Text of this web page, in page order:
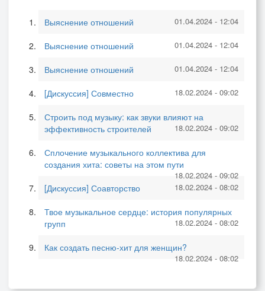
Выяснение отношений 01.04.2024 - 12:04
Выяснение отношений 01.04.2024 - 12:04
Выяснение отношений 01.04.2024 - 12:04
[Дискуссия] Совместно 18.02.2024 - 09:02
Строить под музыку: как звуки влияют на
эффективность строителей
18.02.2024 - 09:02
Сплочение музыкального коллектива для
создания хита: советы на этом пути
18.02.2024 - 09:02
[Дискуссия] Соавторство 18.02.2024 - 08:02
Твое музыкальное сердце: история популярных
групп
18.02.2024 - 08:02
Как создать песню-хит для женщин?
18.02.2024 - 08:02